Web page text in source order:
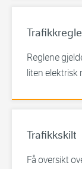
Reglene
liten
Trafikkskilt
Få oversikt